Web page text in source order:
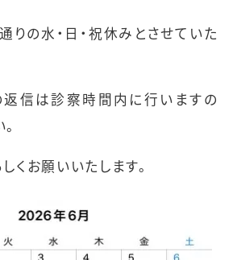
りの水・日・祝休みとさせていた
信は診察時間内に行いますの
くお願いいたします。